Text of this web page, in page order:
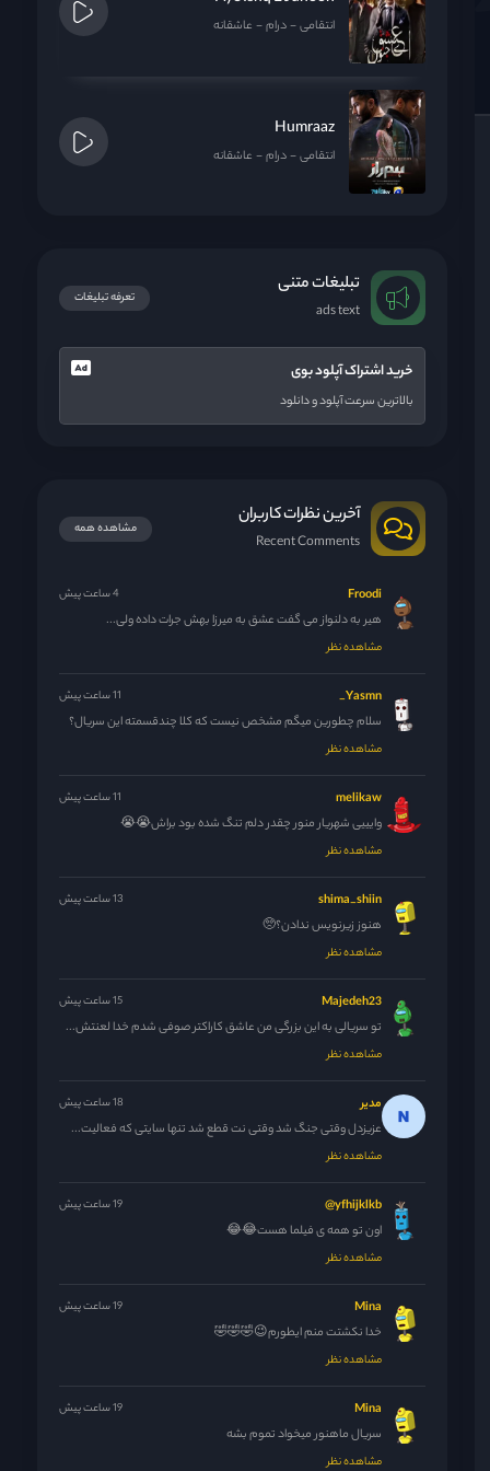
انتقامی درام عاشقانه
Humraaz
انتقامی درام عاشقانه
تبلیغات متنی
ads text
تعرفه تبلیغات
خرید اشتراک آپلود بوی
بالاترین سرعت آپلود و دانلود
آخرین نظرات کاربران
Recent Comments
مشاهده همه
Froodi 4 ساعت پیش
هیر به دلنواز می گفت عشق به میرزا بهش جرات داده ولی...
مشاهده نظر
Yasmn_ 11 ساعت پیش
سلام چطورین میگم مشخص نیست که کلا چندقسمته این سریال؟
مشاهده نظر
melikaw 11 ساعت پیش
وایییی شهریار منور چقدر دلم تنگ شده بود براش😭😭
مشاهده نظر
shima_shiin 13 ساعت پیش
هنوز زیرنویس ندادن؟🥺
مشاهده نظر
Majedeh23 15 ساعت پیش
تو سریالی به این بزرگی من عاشق کاراکتر صوفی شدم خدا لعنتش...
مشاهده نظر
مدیر 18 ساعت پیش
عزیزدل وقتی جنگ شد وقتی نت قطع شد تنها سایتی که فعالیت...
مشاهده نظر
yfhijklkb@ 19 ساعت پیش
اون تو همه ی فیلما هست😂😂
مشاهده نظر
Mina 19 ساعت پیش
خدا نکشتت منم ایطورم😉🤣🤣🤣
مشاهده نظر
Mina 19 ساعت پیش
سریال ماهنور میخواد تموم بشه
مشاهده نظر